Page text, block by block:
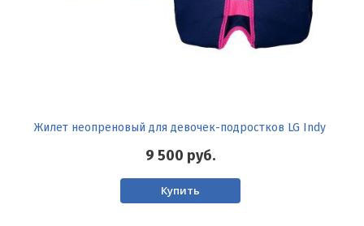
Жилет неопреновый для девочек-подростков LG Indy
9 500 руб.
Купить